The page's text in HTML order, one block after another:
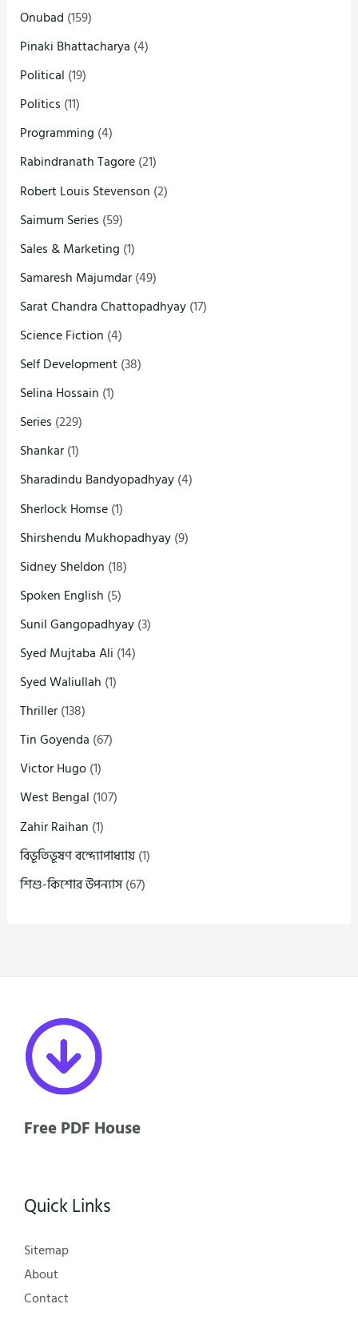
Onubad (159)
Pinaki Bhattacharya (4)
Political (19)
Politics (11)
Programming (4)
Rabindranath Tagore(21)
Robert Louis Stevenson (2)
Saimum Series (59)
Sales & Marketing (1)
Samaresh Majumdar(49)
Sarat Chandra Chattopadhyay(17)
Science Fiction (4)
Self Development(38)
Selina Hossain (1)
Series (229)
Shankar(1)
Sharadindu Bandyopadhyay(4)
Sherlock Homse(1)
Shirshendu Mukhopadhyay(9)
Sidney Sheldon (18)
Spoken English (5)
Sunil Gangopadhyay(3)
Syed Mujtaba Ali (14)
Syed Waliullah (1)
Thriller(138)
Tin Goyenda (67)
Victor Hugo(1)
West Bengal (107)
Zahir Raihan (1)
বিভূতিভূষণ বন্দ্যোপাধ্যায়(1)
শিশু-কিশোর উপন্যাস(67)
Free PDF House
Quick Links
Sitemap
About
Contact